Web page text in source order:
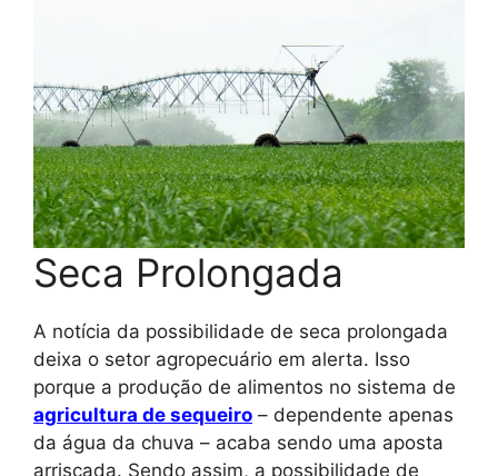
Seca Prolongada
A notícia da possibilidade de seca prolongada
deixa o setor agropecuário em alerta. Isso
porque a produção de alimentos no sistema de
agricultura de sequeiro – dependente apenas
da água da chuva – acaba sendo uma aposta
arriscada. Sendo assim, a possibilidade de